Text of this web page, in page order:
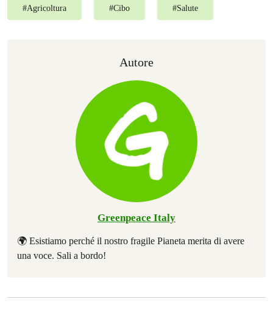
#Agricoltura #Cibo #Salute
Autore
Greenpeace Italy
🌍 Esistiamo perché il nostro fragile Pianeta merita di avere
una voce. Sali a bordo!